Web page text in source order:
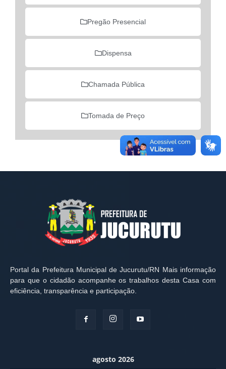
Pregão Presencial
Dispensa
Chamada Pública
Tomada de Preço
Portal da Prefeitura Municipal de Jucurutu/RN Mais informação
para que o cidadão acompanhe os trabalhos desta Casa com
eficiência, transparência e participação.
agosto 2026